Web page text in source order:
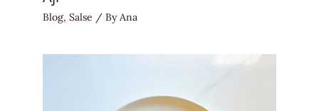
Blog, Salse / By Ana